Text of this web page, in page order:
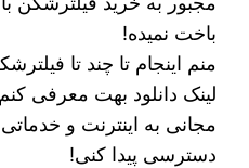
باخت نمیده!
منم اینجام تا چند تا
لینک دانلود بهت معرفی
مجانی به اینترنت و
دسترسی پیدا کنی!